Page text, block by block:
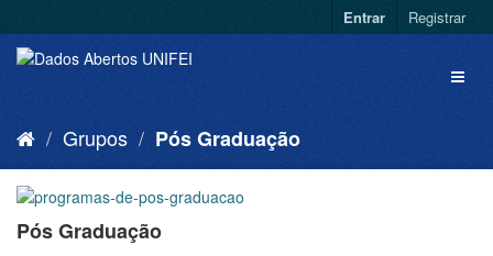
Entrar Registrar
Grupos Pós Graduação
Pós Graduação